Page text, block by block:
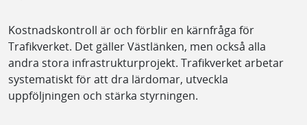
Kostnadskontroll är och förblir en kärnfråga för
Trafikverket. Det gäller Västlänken, men också alla
andra stora infrastrukturprojekt. Trafikverket arbetar
systematiskt för att dra lärdomar, utveckla
uppföljningen och stärka styrningen.